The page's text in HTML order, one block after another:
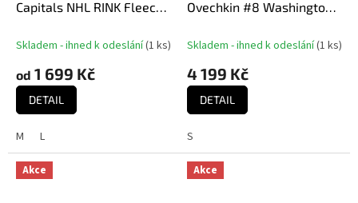
Capitals NHL RINK Fleece
Athletic Navy
Skladem - ihned k odeslání(1 ks)
od 1 699 Kč
DETAIL
M L
Ovechkin #8 Washington
Player Name & Number
Skladem - ihned k odeslání(1 ks)
4 199 Kč
DETAIL
S
Akce Akce